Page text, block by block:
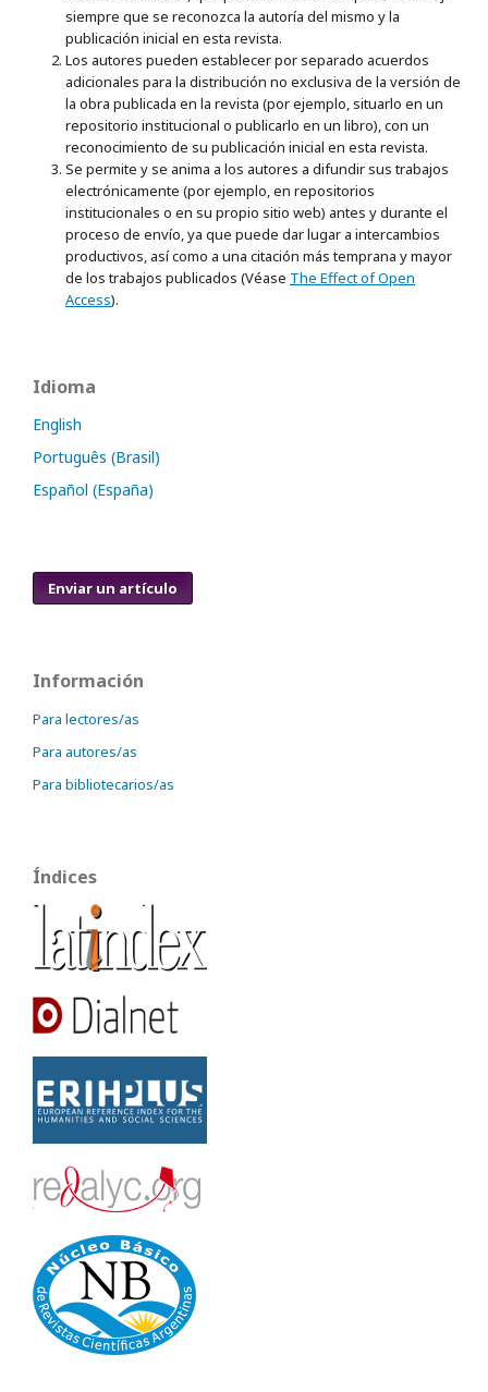
siempre que se reconozca la autoría del mismo y la
publicación inicial en esta revista.
Los autores pueden establecer por separado acuerdos
adicionales para la distribución no exclusiva de la versión de
la obra publicada en la revista (por ejemplo, situarlo en un
repositorio institucional o publicarlo en un libro), con un
reconocimiento de su publicación inicial en esta revista.
Se permite y se anima a los autores a difundir sus trabajos
electrónicamente (por ejemplo, en repositorios
institucionales o en su propio sitio web) antes y durante el
proceso de envío, ya que puede dar lugar a intercambios
productivos, así como a una citación más temprana y mayor
de los trabajos publicados (Véase The Effect of Open
Access).
Idioma
English
Português (Brasil)
Español (España)
Enviar un artículo
Información
Para lectores/as
Para autores/as
Para bibliotecarios/as
Índices